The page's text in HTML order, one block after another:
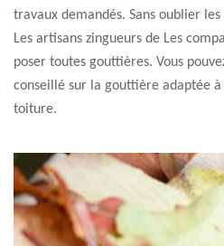
travaux demandés. Sans oublier
Les artisans zingueurs de Les
poser toutes gouttières. Vous
conseillé sur la gouttière adaptée
toiture.